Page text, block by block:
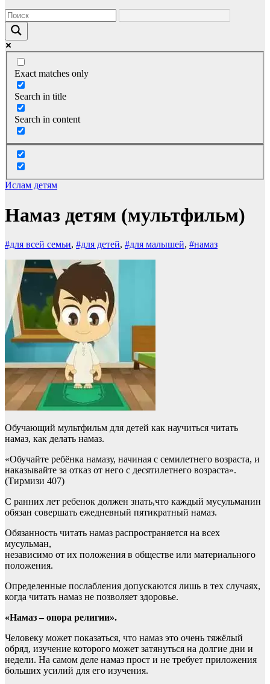
Exact matches only
Search in title
Search in content
Ислам детям
Намаз детям (мультфильм)
#для всей семьи, #для детей, #для малышей, #намаз
Обучающий мультфильм для детей как научиться читать
намаз, как делать намаз.
«Обучайте ребёнка намазу, начиная с семилетнего возраста, и
наказывайте за отказ от него с десятилетнего возраста».
(Тирмизи 407)
С ранних лет ребенок должен знать,что каждый мусульманин
обязан совершать ежедневный пятикратный намаз.
Обязанность читать намаз распространяется на всех
мусульман,
независимо от их положения в обществе или материального
положения.
Определенные послабления допускаются лишь в тех случаях,
когда читать намаз не позволяет здоровье.
«Намаз – опора религии».
Человеку может показаться, что намаз это очень тяжёлый
обряд, изучение которого может затянуться на долгие дни и
недели. На самом деле намаз прост и не требует приложения
больших усилий для его изучения.